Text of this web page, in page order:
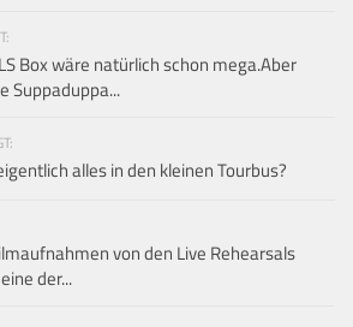
Box wäre natürlich schon mega.Aber
Suppaduppa...
alles in den kleinen Tourbus?
von den Live Rehearsals
der...